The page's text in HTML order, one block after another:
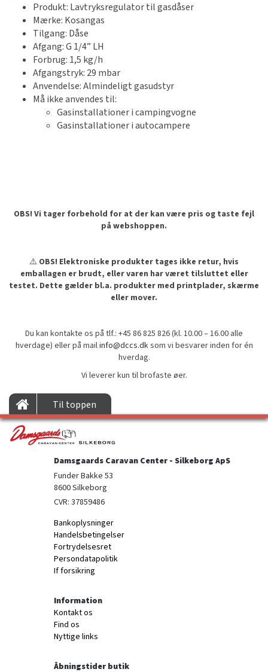
Produkt: Lavtryksregulator til gasdåser
Mærke: Kosangas
Tilgang: Dåse
Afgang: G 1/4” LH
Forbrug: 1,5 kg/h
Afgangstryk: 29 mbar
Anvendelse: Almindeligt gasudstyr
Må ikke anvendes til:
Gasinstallationer i campingvogne
Gasinstallationer i autocampere
OBS! Vi tager forbehold for at der kan være pris og taste fejl
på webshoppen.
⚠️ OBS! Elektroniske produkter tages ikke retur, hvis
emballagen er brudt, eller varen har været tilsluttet eller
testet. Dette gælder bl.a. produkter med printplader, skærme
eller mover.
Du kan kontakte os på tlf.: +45 86 825 826 (kl. 10.00 – 16.00 alle
hverdage) eller på mailinfo@dccs.dksom vi besvarer inden for én
hverdag.
Vi leverer kun til brofaste øer.
Til toppen
Damsgaards Caravan Center - Silkeborg ApS
Funder Bakke 53
8600 Silkeborg
CVR: 37859486
Bankoplysninger
Handelsbetingelser
Fortrydelsesret
Persondatapolitik
If forsikring
Information
Kontakt os
Find os
Nyttige links
Åbningstider butik